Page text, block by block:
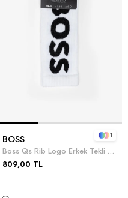
BOSS
Boss Qs Rib Logo Erkek Tekli Çorap
809,00 TL
1